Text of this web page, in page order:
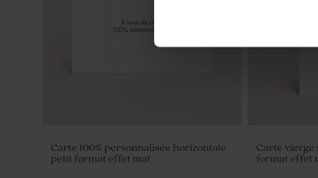
Carte 100% personnalisée horizontale
petit format effet mat
Carte vierge
format effet